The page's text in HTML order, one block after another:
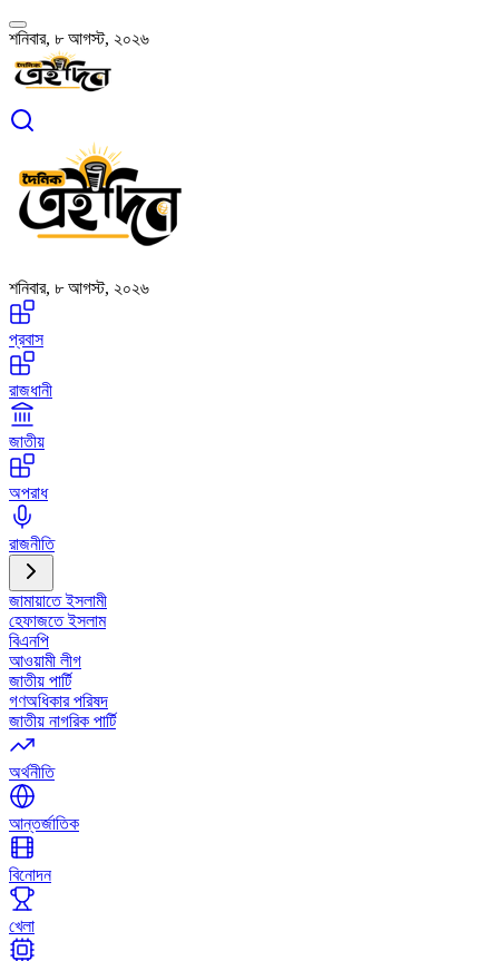
শনিবার, ৮ আগস্ট, ২০২৬
শনিবার, ৮ আগস্ট, ২০২৬
প্রবাস
রাজধানী
জাতীয়
অপরাধ
রাজনীতি
জামায়াতে ইসলামী
হেফাজতে ইসলাম
বিএনপি
আওয়ামী লীগ
জাতীয় পার্টি
গণঅধিকার পরিষদ
জাতীয় নাগরিক পার্টি
অর্থনীতি
আন্তর্জাতিক
বিনোদন
খেলা